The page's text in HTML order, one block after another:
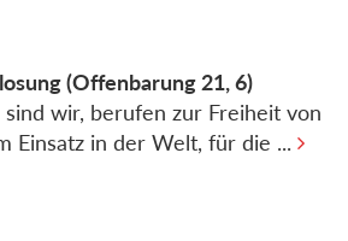
(Offenbarung 21, 6)
wir, berufen zur Freiheit von
Einsatz in der Welt, für die ...